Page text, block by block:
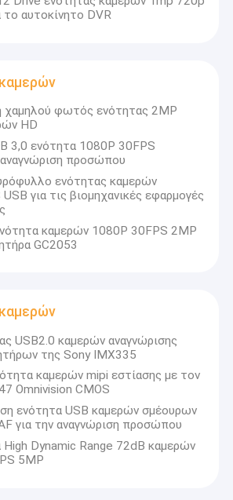
σμέουρων pi
το αυτοκίνητο DVR
χαμηλού φωτός ενότητας 2MP
HD
3,0 ενότητα 1080P 30FPS
προσώπου
ενότητας καμερών
για τις βιομηχανικές εφαρμογές
καμερών 1080P 30FPS 2MP
GC2053
USB2.0 καμερών αναγνώρισης
της Sony IMX335
καμερών mipi εστίασης με τον
Omnivision CMOS
ενότητα USB καμερών σμέουρων
για την αναγνώριση προσώπου
Dynamic Range 72dB καμερών
5MP